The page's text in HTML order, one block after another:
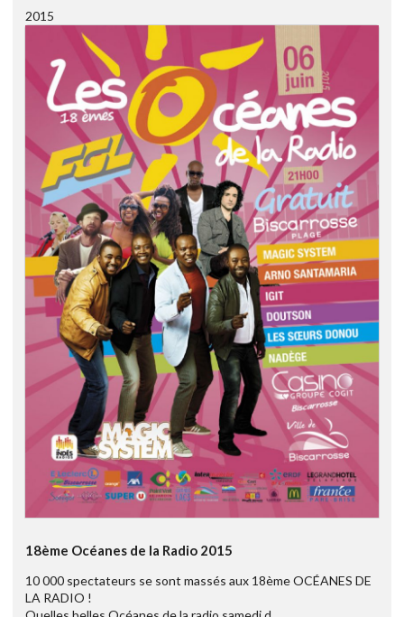
2015
18ème Océanes de la Radio 2015
10 000 spectateurs se sont massés aux 18ème OCÉANES DE
LA RADIO !